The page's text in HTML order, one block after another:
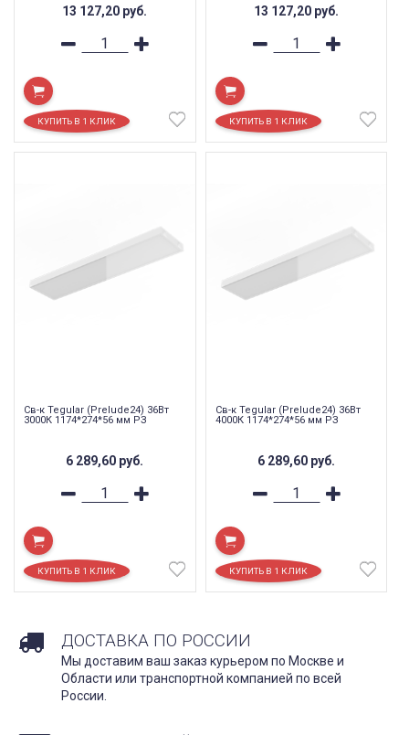
13 127,20 руб. 13 127,20 руб.
Св-к Tegular (Prelude24) 36Вт
3000К 1174*274*56 мм РЗ
6 289,60 руб.
Св-к Tegular (Prelude24) 36Вт
4000К 1174*274*56 мм РЗ
6 289,60 руб.
ДОСТАВКА ПО РОССИИ
Мы доставим ваш заказ курьером по Москве и
Области или транспортной компанией по всей
России.